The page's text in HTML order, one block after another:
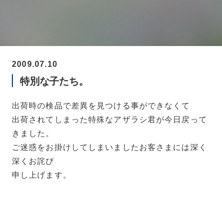
2009.07.10
特別な子たち。
出荷時の検品で差異を見つける事ができなくて
出荷されてしまった特殊なアザラシ君が今日戻って
きました。
ご迷惑をお掛けしてしまいましたお客さまには深く
深くお詫び
申し上げます。